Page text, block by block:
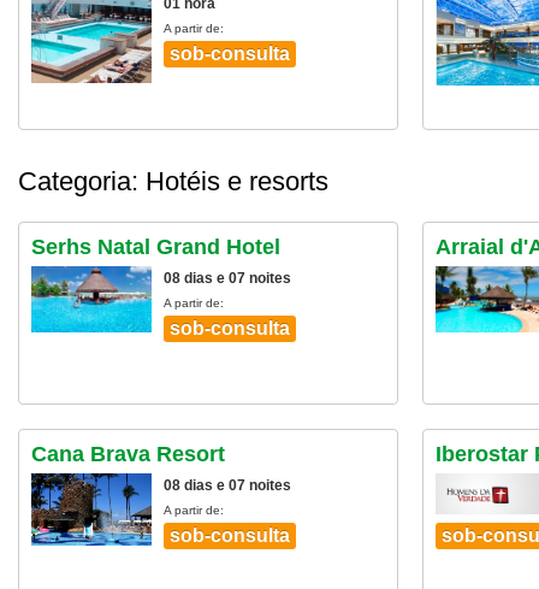
01 hora
A partir de:
sob-consulta
Categoria: Hotéis e resorts
Serhs Natal Grand Hotel
08 dias e 07 noites
A partir de:
sob-consulta
Arraial
Cana Brava Resort
08 dias e 07 noites
A partir de:
sob-consulta
Iberostar
sob-